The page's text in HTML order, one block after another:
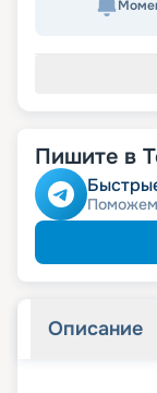
Пишите в
Описание